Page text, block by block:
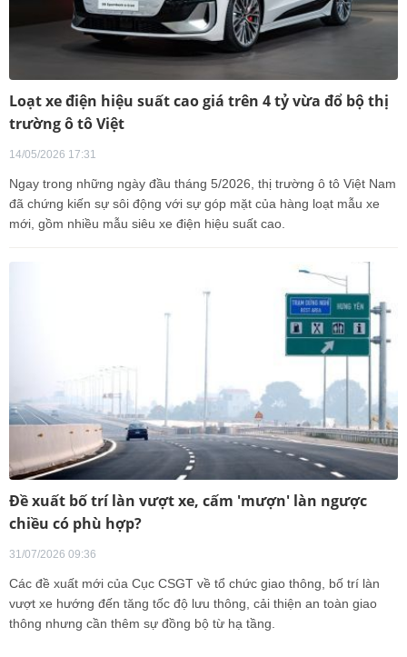
Loạt xe điện hiệu suất cao giá trên 4 tỷ vừa đổ bộ thị
trường ô tô Việt
14/05/2026 17:31
Ngay trong những ngày đầu tháng 5/2026, thị trường ô tô Việt Nam
đã chứng kiến sự sôi động với sự góp mặt của hàng loạt mẫu xe
mới, gồm nhiều mẫu siêu xe điện hiệu suất cao.
Đề xuất bố trí làn vượt xe, cấm 'mượn' làn ngược
chiều có phù hợp?
31/07/2026 09:36
Các đề xuất mới của Cục CSGT về tổ chức giao thông, bố trí làn
vượt xe hướng đến tăng tốc độ lưu thông, cải thiện an toàn giao
thông nhưng cần thêm sự đồng bộ từ hạ tầng.